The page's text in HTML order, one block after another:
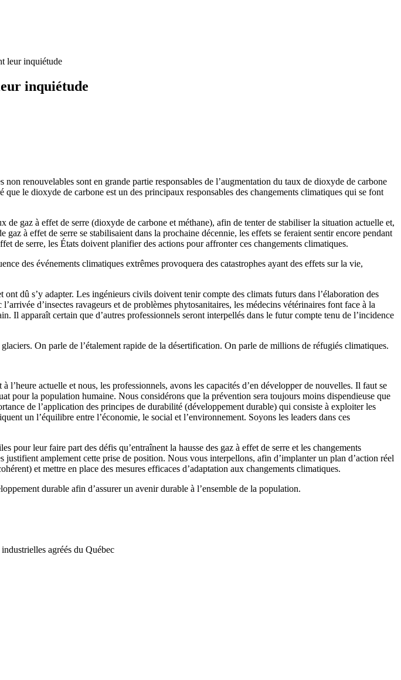
leur inquiétude
inquiétude
renouvelables sont en grande partie responsables de l’augmentation du taux de dioxyde de carbone
le dioxyde de carbone est un des principaux responsables des changements climatiques qui se font
gaz à effet de serre (dioxyde de carbone et méthane), afin de tenter de stabiliser la situation actuelle et,
à effet de serre se stabilisaient dans la prochaine décennie, les effets se feraient sentir encore pendant
de serre, les États doivent planifier des actions pour affronter ces changements climatiques.
des événements climatiques extrêmes provoquera des catastrophes ayant des effets sur la vie,
dû s’y adapter. Les ingénieurs civils doivent tenir compte des climats futurs dans l’élaboration des
d’insectes ravageurs et de problèmes phytosanitaires, les médecins vétérinaires font face à la
Il apparaît certain que d’autres professionnels seront interpellés dans le futur compte tenu de l’incidence
On parle de l’étalement rapide de la désertification. On parle de millions de réfugiés climatiques.
actuelle et nous, les professionnels, avons les capacités d’en développer de nouvelles. Il faut se
pour la population humaine. Nous considérons que la prévention sera toujours moins dispendieuse que
de l’application des principes de durabilité (développement durable) qui consiste à exploiter les
un l’équilibre entre l’économie, le social et l’environnement. Soyons les leaders dans ces
pour leur faire part des défis qu’entraînent la hausse des gaz à effet de serre et les changements
amplement cette prise de position. Nous vous interpellons, afin d’implanter un plan d’action réel
et mettre en place des mesures efficaces d’adaptation aux changements climatiques.
durable afin d’assurer un avenir durable à l’ensemble de la population.
agréés du Québec